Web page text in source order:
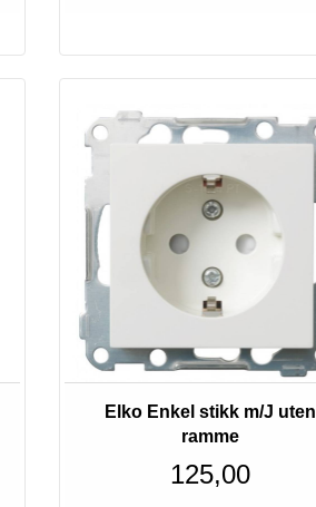
Elko Enkel stikk m/J uten
ramme
125,00